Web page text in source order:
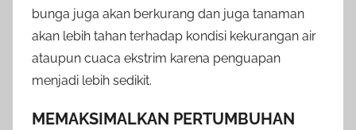
bunga juga akan berkurang dan juga tanaman
akan lebih tahan terhadap kondisi kekurangan air
ataupun cuaca ekstrim karena penguapan
menjadi lebih sedikit.
MEMAKSIMALKAN PERTUMBUHAN